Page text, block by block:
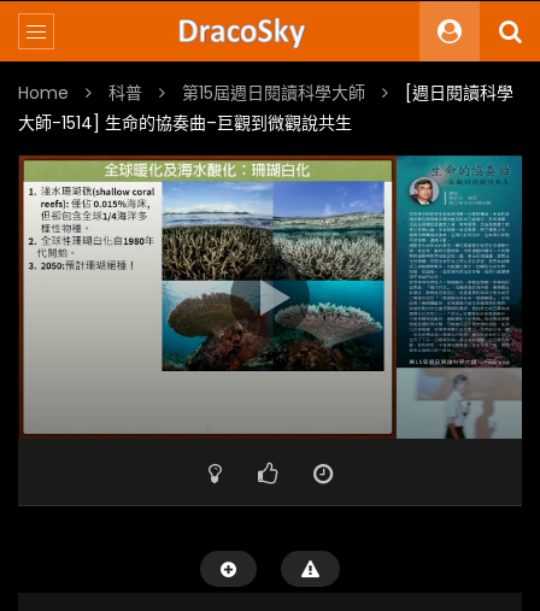
Home 科普 第15屆週日閱讀科學大師
[週日閱讀科學
大師-1514] 生命的協奏曲–巨觀到微觀說共生